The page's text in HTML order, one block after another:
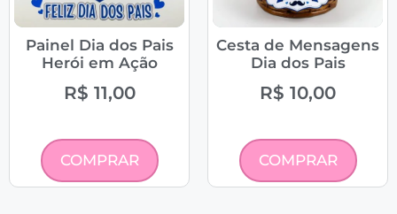
Painel Dia dos Pais
Herói em Ação
R$ 11,00
COMPRAR
Cesta de Mensagens
Dia dos Pais
R$ 10,00
COMPRAR